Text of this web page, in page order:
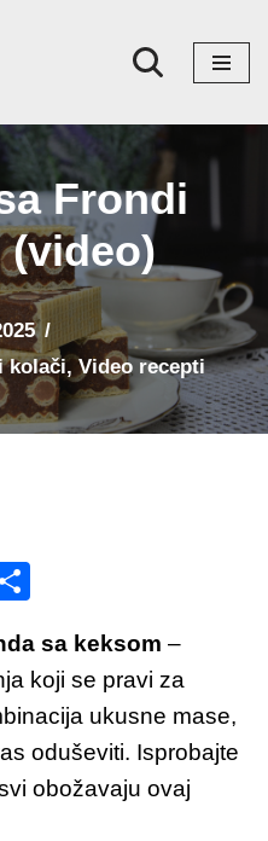
Frondi
(video)
kolači,Video recepti
M
ar
e
sa keksom –
koji se pravi za
ukusne mase,
oduševiti. Isprobajte
obožavaju ovaj